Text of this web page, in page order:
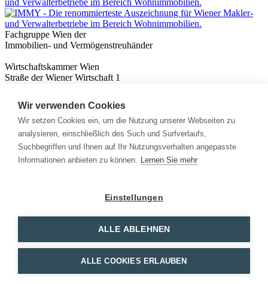
Fachgruppe Wien der
Immobilien- und Vermögenstreuhänder
Wirtschaftskammer Wien
Straße der Wiener Wirtschaft 1
Nützliches
Immobilienwissen
Formulare & Rechner
Expert:innen
Info
Wir verwenden Cookies
Wir setzen Cookies ein, um die Nutzung unserer Webseiten zu
analysieren, einschließlich des Such und Surfverlaufs,
Suchbegriffen und Ihnen auf Ihr Nutzungsverhalten angepasste
Informationen anbieten zu können. Lernen Sie mehr
Einstellungen
ALLE ABLEHNEN
ALLE COOKIES ERLAUBEN